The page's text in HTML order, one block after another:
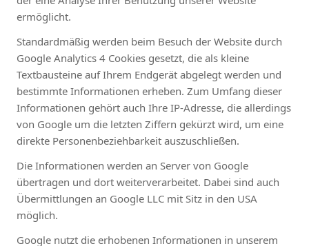
ermöglicht.
Standardmäßig werden beim Besuch der Website durch
Google Analytics 4 Cookies gesetzt, die als kleine
Textbausteine auf Ihrem Endgerät abgelegt werden und
bestimmte Informationen erheben. Zum Umfang dieser
Informationen gehört auch Ihre IP-Adresse, die allerdings
von Google um die letzten Ziffern gekürzt wird, um eine
direkte Personenbeziehbarkeit auszuschließen.
Die Informationen werden an Server von Google
übertragen und dort weiterverarbeitet. Dabei sind auch
Übermittlungen an Google LLC mit Sitz in den USA
möglich.
Google nutzt die erhobenen Informationen in unserem